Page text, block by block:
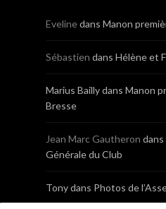
Evelinedans Manon
Sébastien dans Hélène et
Marius Baillydans Manon
Bresse
Jean Marc Gautheron dans
Générale du Club
Tonydans Photos de